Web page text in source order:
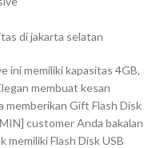
ini memiliki kapasitas 4GB,
membuat kesan
memberikan Gift Flash Disk
customer Anda bakalan
Flash Disk USB